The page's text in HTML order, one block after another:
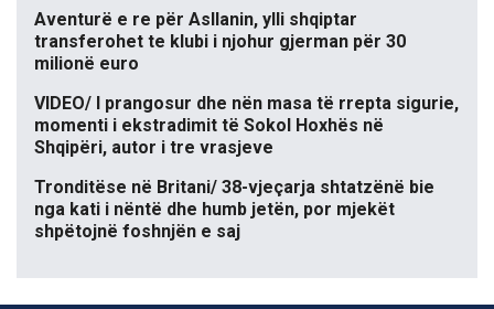
Aventurë e re për Asllanin, ylli shqiptar
transferohet te klubi i njohur gjerman për 30
milionë euro
VIDEO/ I prangosur dhe nën masa të rrepta sigurie,
momenti i ekstradimit të Sokol Hoxhës në
Shqipëri, autor i tre vrasjeve
Tronditëse në Britani/ 38-vjeçarja shtatzënë bie
nga kati i nëntë dhe humb jetën, por mjekët
shpëtojnë foshnjën e saj